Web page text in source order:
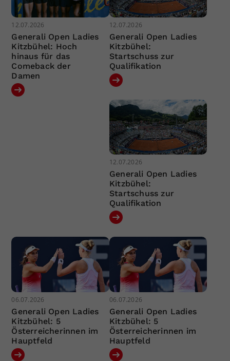
12.07.2026
Generali Open Ladies
Kitzbühel: Hoch
hinaus für das
Comeback der
Damen
12.07.2026
Generali Open Ladies
Kitzbühel:
Startschuss zur
Qualifikation
12.07.2026
Generali Open Ladies
Kitzbühel:
Startschuss zur
Qualifikation
06.07.2026
Generali Open Ladies
Kitzbühel: 5
Österreicherinnen im
Hauptfeld
06.07.2026
Generali Open Ladies
Kitzbühel: 5
Österreicherinnen im
Hauptfeld